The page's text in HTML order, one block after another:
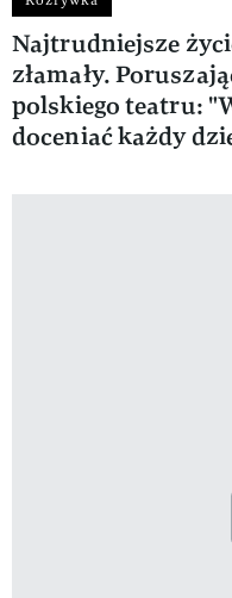
Najtrudniejsze
złamały.
polskiego teatru:
doceniać każdy